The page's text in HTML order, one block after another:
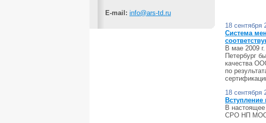
E-mail: info@ars-td.ru
18 сентября
Система
В мае 2009
Петербург
качества
по
18 сентября
В
СРО НП